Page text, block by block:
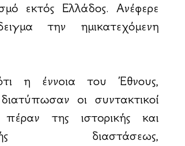
εκτός Ελλάδος. Ανέφερε
την ημικατεχόμενη
η έννοια του Έθνους,
οι συντακτικοί
πέραν της ιστορικής και
διαστάσεως,